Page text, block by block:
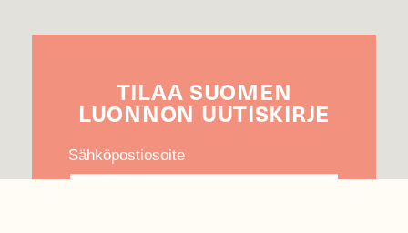
TILAA SUOMEN
LUONNON UUTIS­KIRJE
Sähköpostiosoite